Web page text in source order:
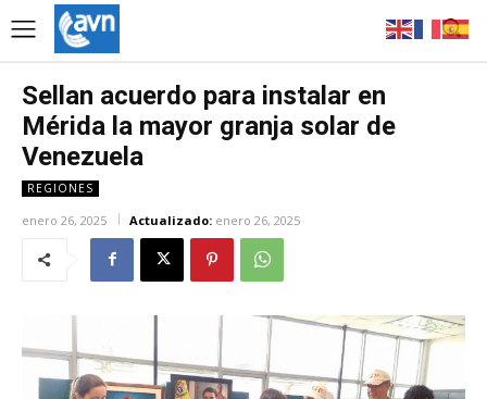
Sellan acuerdo para instalar en
Mérida la mayor granja solar de
Venezuela
REGIONES
enero 26, 2025 Actualizado: enero 26, 2025